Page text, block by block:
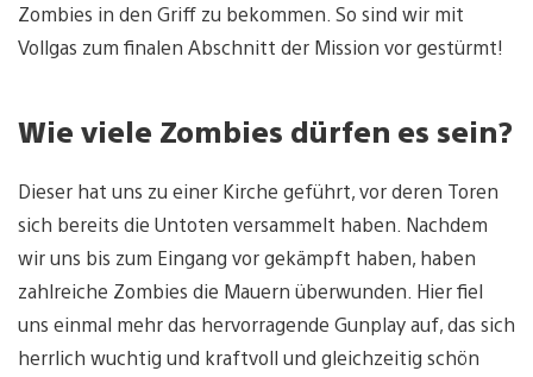
Zombies in den Griff zu bekommen. So sind wir mit
Vollgas zum finalen Abschnitt der Mission vor gestürmt!
Wie viele Zombies dürfen es sein?
Dieser hat uns zu einer Kirche geführt, vor deren Toren
sich bereits die Untoten versammelt haben. Nachdem
wir uns bis zum Eingang vor gekämpft haben, haben
zahlreiche Zombies die Mauern überwunden. Hier fiel
uns einmal mehr das hervorragende Gunplay auf, das sich
herrlich wuchtig und kraftvoll und gleichzeitig schön